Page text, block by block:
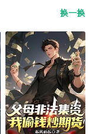
换一换